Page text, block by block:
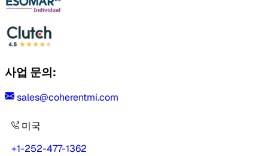
사업 문의:
sales@coherentmi.com
미국
+1-252-477-1362